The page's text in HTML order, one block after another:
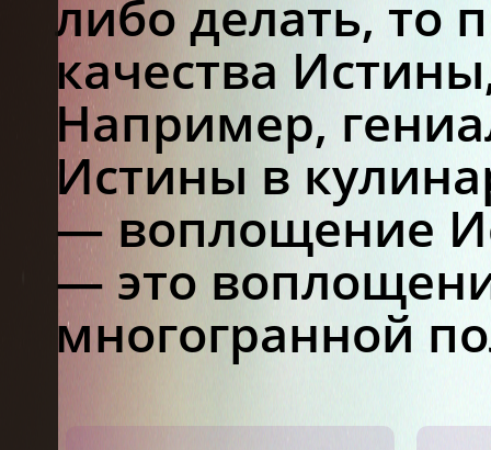
либо делать, то
качества
Например,
Истины в
— воплощение
— это
многогранной